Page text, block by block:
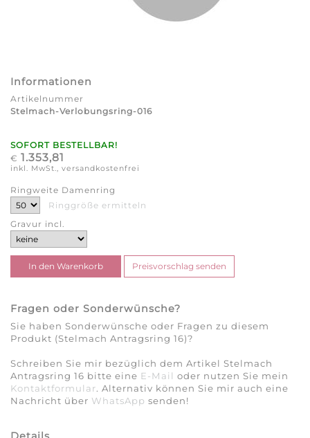
Informationen
Artikelnummer
Stelmach-Verlobungsring-016
SOFORT BESTELLBAR!
€ 1.353,81
inkl. MwSt., versandkostenfrei
Ringweite Damenring
Ringgröße ermitteln
Gravur incl.
Fragen oder Sonderwünsche?
Sie haben Sonderwünsche oder Fragen zu diesem
Produkt (Stelmach Antragsring 16)?
Schreiben Sie mir bezüglich dem Artikel Stelmach
Antragsring 16 bitte eine E-Mail oder nutzen Sie mein
Kontaktformular. Alternativ können Sie mir auch eine
Nachricht über WhatsApp senden!